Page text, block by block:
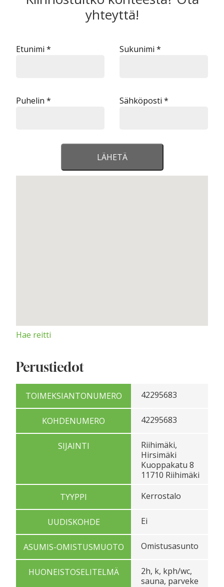
yhteyttä!
Etunimi * Sukunimi *
Puhelin * Sähköposti *
Hae reitti
Perustiedot
TOIMEKSIANTONUMERO 42295683
KOHDENUMERO 42295683
SIJAINTI
Riihimäki,
Hirsimäki
Kuoppakatu 8
11710 Riihimäki
TYYPPI
Kerrostalo
UUDISKOHDE Ei
ASUMIS-OMISTUSMUOTO Omistusasunto
HUONEISTOSELITELMÄ
2h, k, kph/wc,
sauna, parveke